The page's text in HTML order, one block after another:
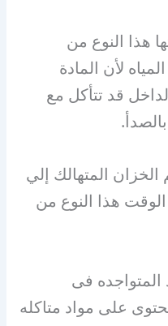
هذا النوع من
لأن المادة
قد تتأكل مع
المتهالك إلي
هذا النوع من
المتواجده فى
تحتوى على مواد متاكله